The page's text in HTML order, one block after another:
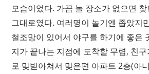
모습이었다. 가끔 놀 장소가 없으면
그대로였다. 여러명이 놀기엔 좁았지
철조망이 있어서 야구를 하기에 좋은
지가 끝나는 지점에 도착할 무렵, 친
로 맞받아쳐서 맞은편 아파트 2층(아